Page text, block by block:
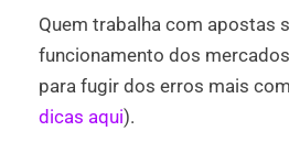
Quem trabalha com apostas
funcionamento dos
para fugir dos erros mais
dicas aqui).